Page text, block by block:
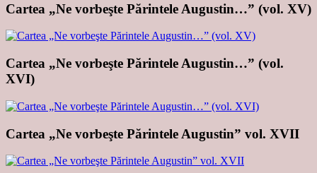
Cartea „Ne vorbeşte Părintele Augustin…” (vol. XV)
Cartea „Ne vorbeşte Părintele Augustin…” (vol.
XVI)
Cartea „Ne vorbeşte Părintele Augustin” vol. XVII